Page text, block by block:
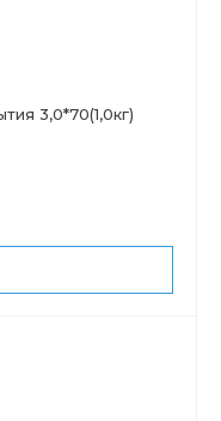
3,0*70(1,0кг)